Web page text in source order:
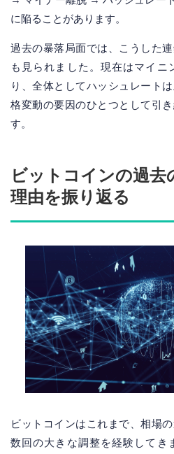
に陥ることがあります。
過去の暴落局面では、こうした
も見られました。現在はマイニ
り、全体としてハッシュレート
格変動の要因のひとつとして引
す。
ビットコインの過去
理由を振り返る
ビットコインはこれまで、相場
数回の大きな調整を経験してき